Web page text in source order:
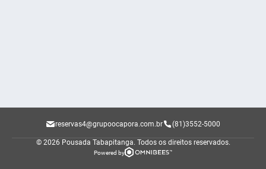
reservas4@grupoocapora.com.br (81)3552-5000
© 2026 Pousada Tabapitanga. Todos os direitos reservados.
Powered by